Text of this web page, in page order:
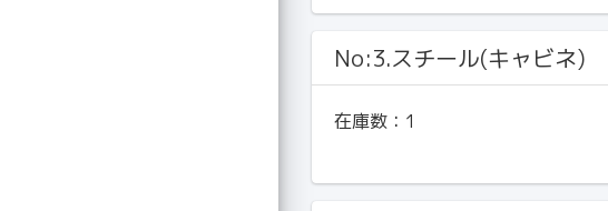
No:3.スチール(キャビネ)
在庫数： 1